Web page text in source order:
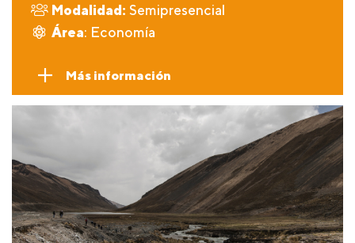
Modalidad: Semipresencial
Área: Economía
Más información